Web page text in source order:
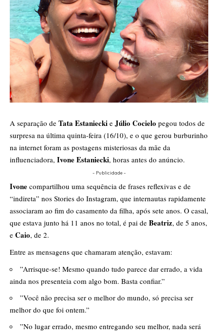
A separação de Tata Estaniecki e Júlio Cocielo pegou todos de
surpresa na última quinta-feira (16/10), e o que gerou burburinho
na internet foram as postagens misteriosas da mãe da
influenciadora, Ivone Estaniecki, horas antes do anúncio.
- Publicidade -
Ivone compartilhou uma sequência de frases reflexivas e de
“indireta” nos Stories do Instagram, que internautas rapidamente
associaram ao fim do casamento da filha, após sete anos. O casal,
que estava junto há 11 anos no total, é pai de Beatriz, de 5 anos,
e Caio, de 2.
​Entre as mensagens que chamaram atenção, estavam:
​”Arrisque-se! Mesmo quando tudo parece dar errado, a vida
ainda nos presenteia com algo bom. Basta confiar.”
​”Você não precisa ser o melhor do mundo, só precisa ser
melhor do que foi ontem.”
​”No lugar errado, mesmo entregando seu melhor, nada será